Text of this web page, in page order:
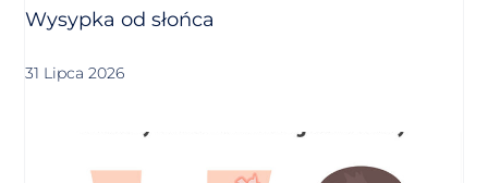
Wysypka od słońca
31 Lipca 2026